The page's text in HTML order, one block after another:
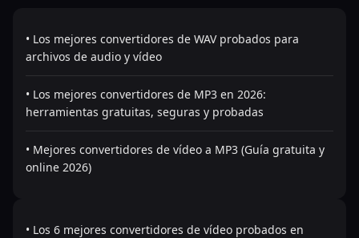
• Los mejores convertidores de WAV probados para
archivos de audio y vídeo
• Los mejores convertidores de MP3 en 2026:
herramientas gratuitas, seguras y probadas
• Mejores convertidores de vídeo a MP3 (Guía gratuita y
online 2026)
• Los 6 mejores convertidores de vídeo probados en